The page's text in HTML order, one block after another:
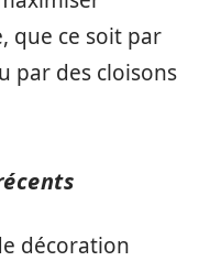
que ce soit par
par des cloisons
décoration